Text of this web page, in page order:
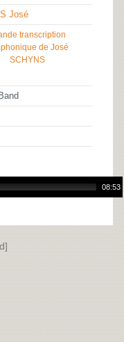
José
transcription
de José
SCHYNS
08:53